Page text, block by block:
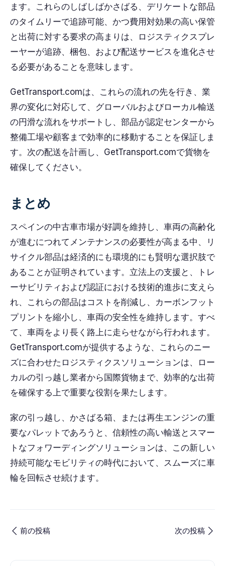
ます。これらのしばしばかさばる、デリケートな部品
のタイムリーで追跡可能、かつ費用対効果の高い保管
と出荷に対する要求の高まりは、ロジスティクスプレ
ーヤーが追跡、梱包、および配送サービスを進化させ
る必要があることを意味します。
GetTransport.comは、これらの流れの先を行き、業
界の変化に対応して、グローバルおよびローカル輸送
の円滑な流れをサポートし、部品が認定センターから
整備工場や顧客まで効率的に移動することを保証しま
す。次の配送を計画し、GetTransport.comで貨物を
確保してください。
まとめ
スペインの中古車市場が好調を維持し、車両の高齢化
が進むにつれてメンテナンスの必要性が高まる中、リ
サイクル部品は経済的にも環境的にも賢明な選択肢で
あることが証明されています。立法上の支援と、トレ
ーサビリティおよび認証における技術的進歩に支えら
れ、これらの部品はコストを削減し、カーボンフット
プリントを縮小し、車両の安全性を維持します。すべ
て、車両をより長く路上に走らせながら行われます。
GetTransport.comが提供するような、これらのニー
ズに合わせたロジスティクスソリューションは、ロー
カルの引っ越し業者から国際貨物まで、効率的な出荷
を確保する上で重要な役割を果たします。
家の引っ越し、かさばる箱、または再生エンジンの重
要なパレットであろうと、信頼性の高い輸送とスマー
トなフォワーディングソリューションは、この新しい
持続可能なモビリティの時代において、スムーズに車
輪を回転させ続けます。
前の投稿 次の投稿